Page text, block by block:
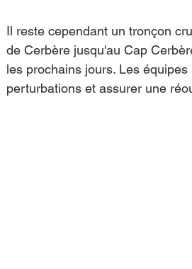
Il reste cependant un tronçon
de Cerbère jusqu'au Cap
les prochains jours. Les
perturbations et assurer une